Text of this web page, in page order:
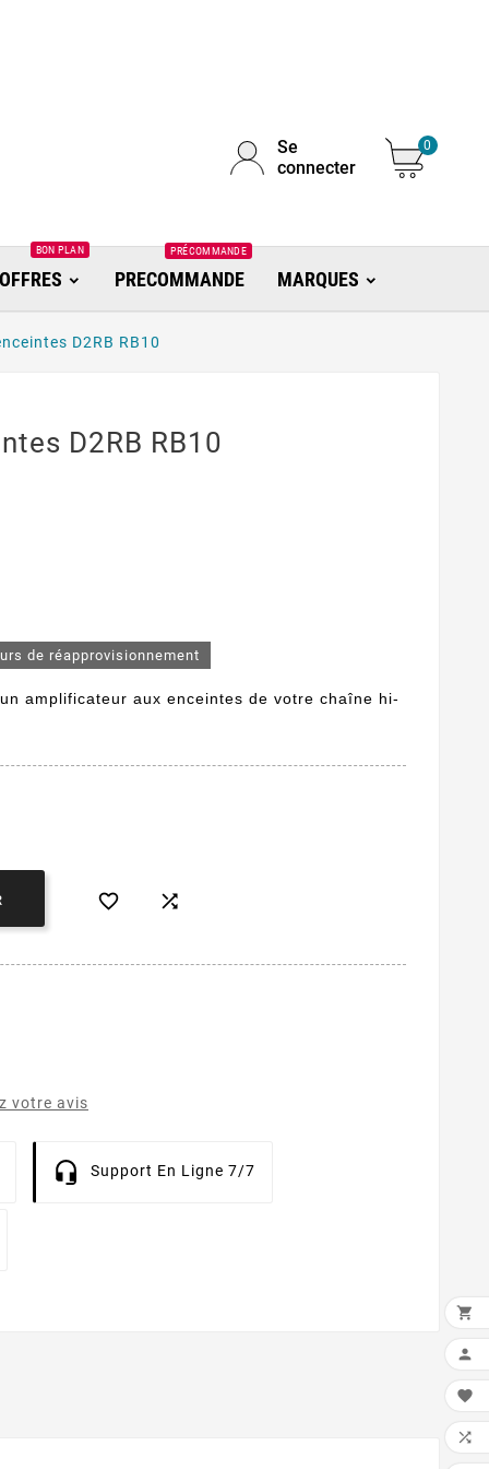
Se
connecter
0
OFFRES
BON PLAN
PRECOMMANDE
PRÉCOMMANDE
MARQUES
D2RB RB10
D2RB RB10
de réapprovisionnement
amplificateur aux enceintes de votre chaîne hi-
 
votre avis
Support En Ligne 7/7



